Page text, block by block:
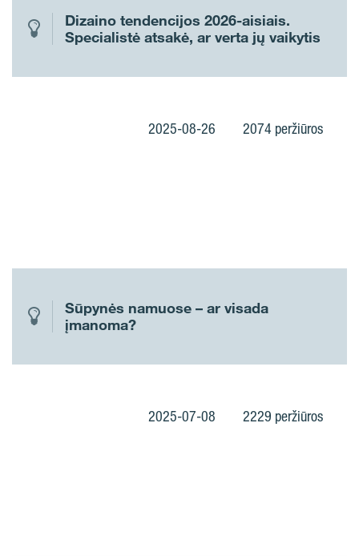
Dizaino tendencijos 2026-aisiais.
Specialistė atsakė, ar verta jų vaikytis
2025-08-26 2074 peržiūros
Sūpynės namuose – ar visada
įmanoma?
2025-07-08 2229 peržiūros